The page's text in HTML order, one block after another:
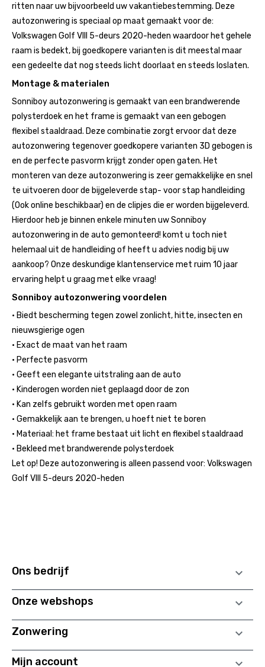
ritten naar uw bijvoorbeeld uw vakantiebestemming. Deze
autozonwering is speciaal op maat gemaakt voor de:
Volkswagen Golf VIII 5-deurs 2020-heden waardoor het gehele
raam is bedekt, bij goedkopere varianten is dit meestal maar
een gedeelte dat nog steeds licht doorlaat en steeds loslaten.
Montage & materialen
Sonniboy autozonwering is gemaakt van een brandwerende
polysterdoek en het frame is gemaakt van een gebogen
flexibel staaldraad. Deze combinatie zorgt ervoor dat deze
autozonwering tegenover goedkopere varianten 3D gebogen is
en de perfecte pasvorm krijgt zonder open gaten. Het
monteren van deze autozonwering is zeer gemakkelijke en snel
te uitvoeren door de bijgeleverde stap- voor stap handleiding
(Ook online beschikbaar) en de clipjes die er worden bijgeleverd.
Hierdoor heb je binnen enkele minuten uw Sonniboy
autozonwering in de auto gemonteerd! komt u toch niet
helemaal uit de handleiding of heeft u advies nodig bij uw
aankoop? Onze deskundige klantenservice met ruim 10 jaar
ervaring helpt u graag met elke vraag!
Sonniboy autozonwering voordelen
• Biedt bescherming tegen zowel zonlicht, hitte, insecten en
nieuwsgierige ogen
• Exact de maat van het raam
• Perfecte pasvorm
• Geeft een elegante uitstraling aan de auto
• Kinderogen worden niet geplaagd door de zon
• Kan zelfs gebruikt worden met open raam
• Gemakkelijk aan te brengen, u hoeft niet te boren
• Materiaal: het frame bestaat uit licht en flexibel staaldraad
• Bekleed met brandwerende polysterdoek
Let op! Deze autozonwering is alleen passend voor: Volkswagen
Golf VIII 5-deurs 2020-heden
Ons bedrijf 
Onze webshops 
Zonwering 
Mijn account 